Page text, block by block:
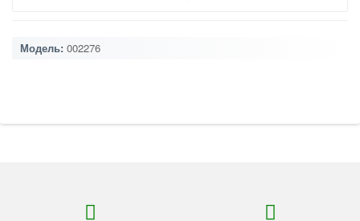
Модель: 002276